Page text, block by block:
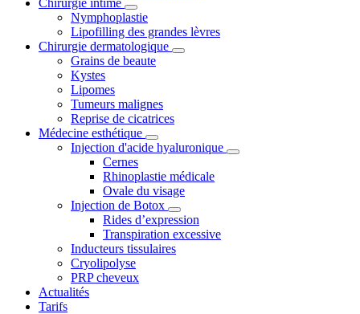
Nymphoplastie
Lipofilling des grandes lèvres
Chirurgie dermatologique
Grains de beaute
Kystes
Lipomes
Tumeurs malignes
Reprise de cicatrices
Médecine esthétique
Injection d'acide hyaluronique
Cernes
Rhinoplastie médicale
Ovale du visage
Injection de Botox
Rides d’expression
Transpiration excessive
Inducteurs tissulaires
Cryolipolyse
PRP cheveux
Actualités
Tarifs